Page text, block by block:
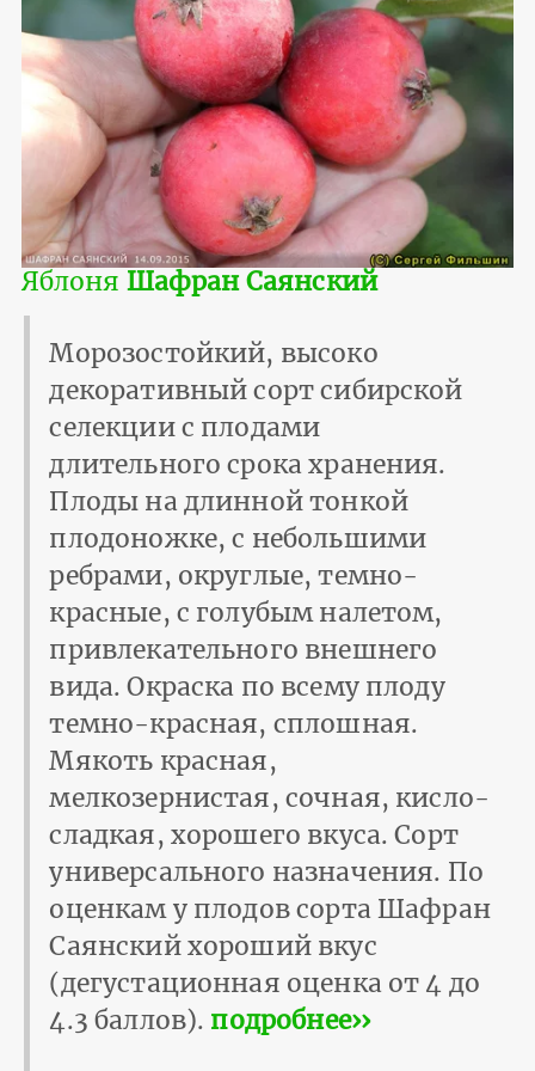
Яблоня Шафран Саянский
Морозостойкий, высоко
декоративный сорт сибирской
селекции с плодами
длительного срока хранения.
Плоды на длинной тонкой
плодоножке, с небольшими
ребрами, округлые, темно-
красные, с голубым налетом,
привлекательного внешнего
вида. Окраска по всему плоду
темно-красная, сплошная.
Мякоть красная,
мелкозернистая, сочная, кисло-
сладкая, хорошего вкуса. Сорт
универсального назначения. По
оценкам у плодов сорта Шафран
Саянский хороший вкус
(дегустационная оценка от 4 до
4.3 баллов). подробнее››